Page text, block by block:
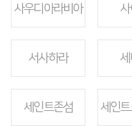
사우디아라비아
서사하라
세인트존섬 세인